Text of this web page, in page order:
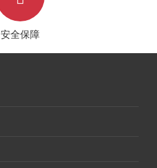
安全保障